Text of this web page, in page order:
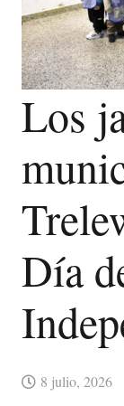
Los
Día
8 julio, 2026